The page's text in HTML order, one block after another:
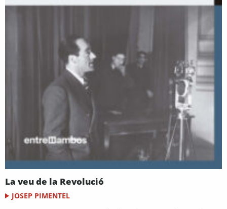
La veu de la Revolució
JOSEP PIMENTEL